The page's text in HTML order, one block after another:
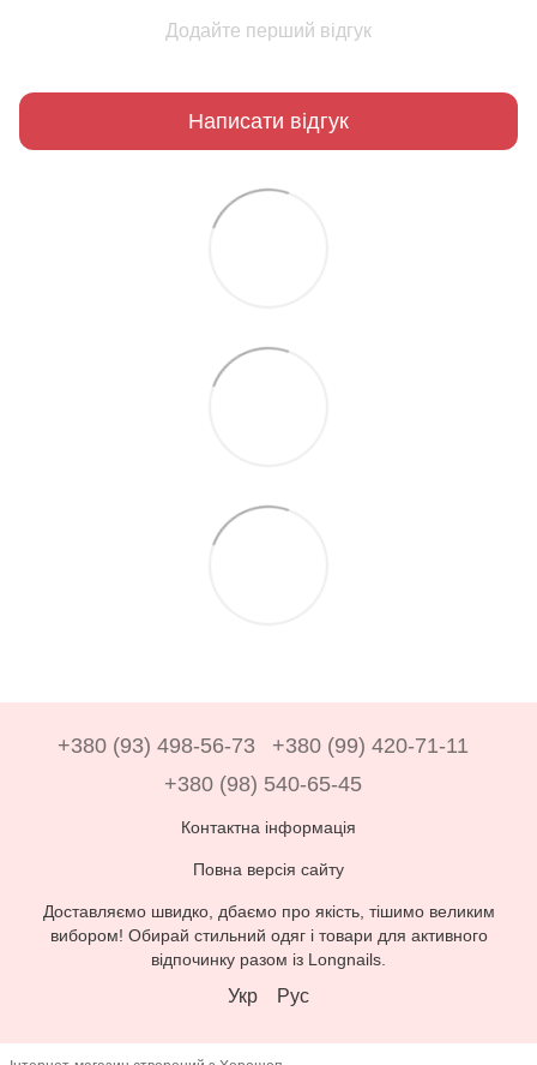
Додайте перший відгук
Написати відгук
+380 (93) 498-56-73
+380 (99) 420-71-11
+380 (98) 540-65-45
Контактна інформація
Повна версія сайту
Доставляємо швидко, дбаємо про якість, тішимо великим
вибором! Обирай стильний одяг і товари для активного
відпочинку разом із Longnails.
Укр Рус